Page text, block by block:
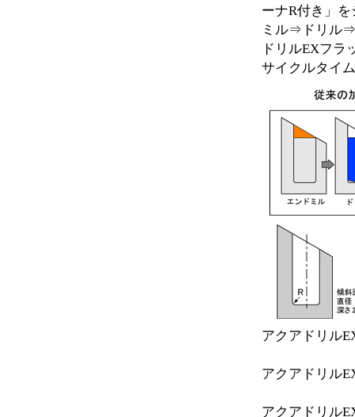
ーナR付き」
ミル⇒ドリル⇒
ドリルEXフラ
サイクルタイ
アクアドリル
アクアドリル
アクアドリル